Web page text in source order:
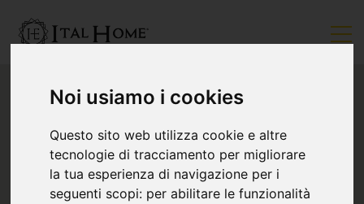
Noi usiamo i cookies
Questo sito web utilizza cookie e altre
tecnologie di tracciamento per migliorare
la tua esperienza di navigazione per i
seguenti scopi: per abilitare le funzionalità